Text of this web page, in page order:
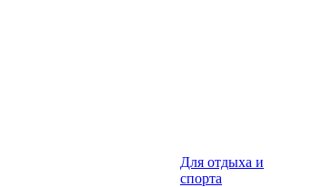
Для отдыха и
спорта